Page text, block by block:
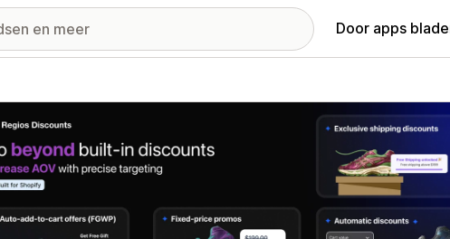
Door apps
met uitgelichte afbeeldingen